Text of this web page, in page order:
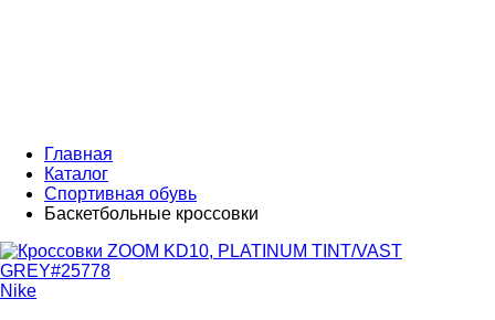
Главная
Каталог
Спортивная обувь
Баскетбольные кроссовки
Nike